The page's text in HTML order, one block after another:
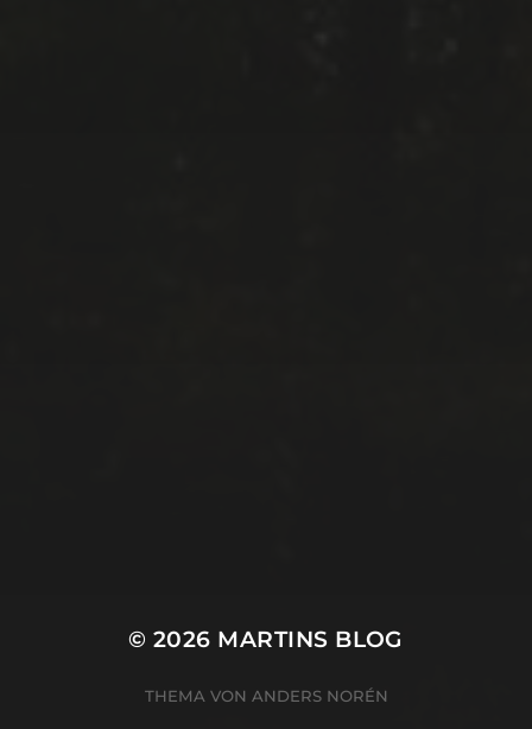
© 2026 MARTINS BLOG
THEMA VON ANDERS NORÉN